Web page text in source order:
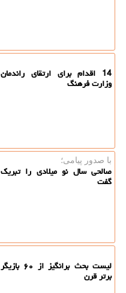
14 اقدام برای ارتقای راندمان
وزارت فرهنگ
با صدور پیامی؛
صالحی سال نو میلادی را تبریک
گفت
لیست بحث برانگیز از ۶۰ بازیگر
برتر قرن